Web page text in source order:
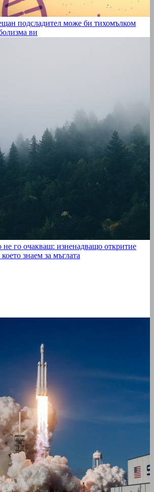
подсладител може би тихомълком
ви
не го очакваш: изненадващо откритие
знаем за мъглата